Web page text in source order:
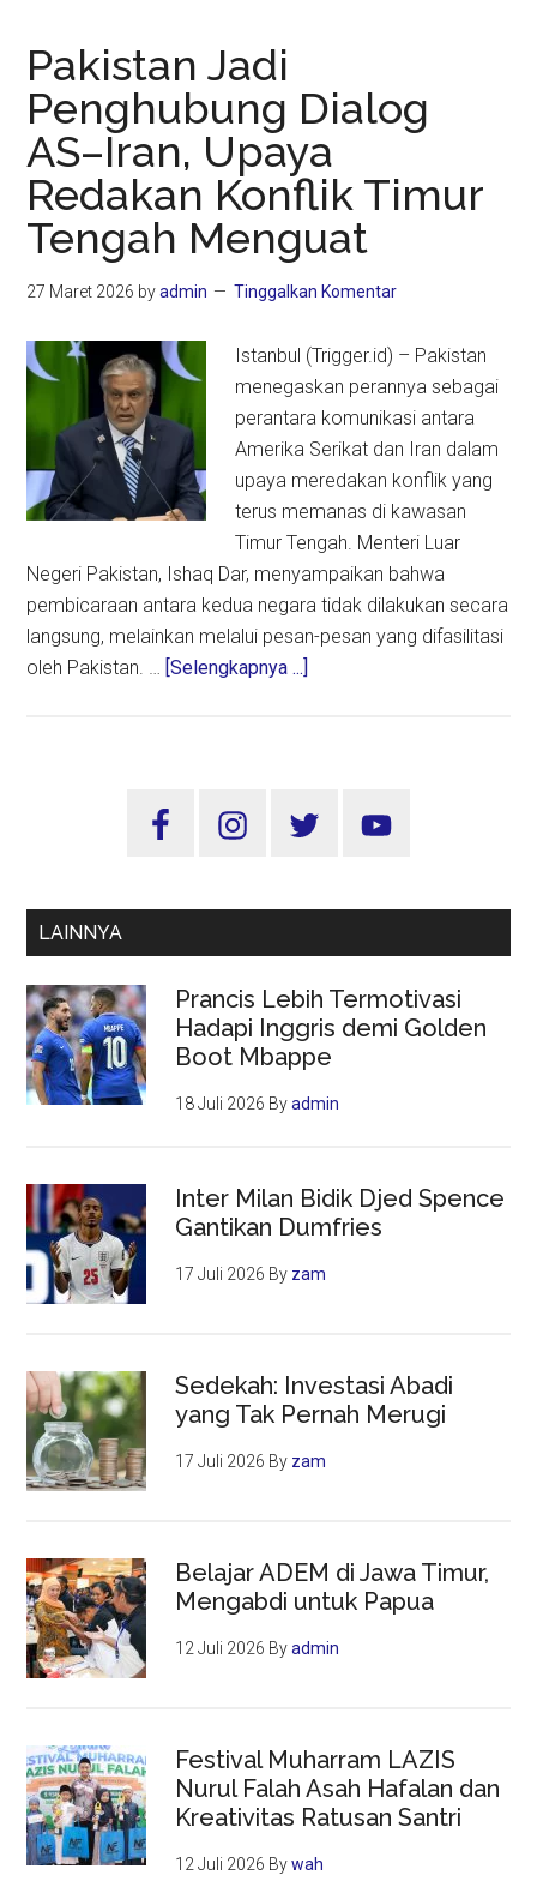
Pakistan Jadi
Penghubung Dialog
AS–Iran, Upaya
Redakan Konflik Timur
Tengah Menguat
27 Maret 2026 byadmin Tinggalkan Komentar
Istanbul (Trigger.id) – Pakistan
menegaskan perannya sebagai
perantara komunikasi antara
Amerika Serikat dan Iran dalam
upaya meredakan konflik yang
terus memanas di kawasan
Timur Tengah. Menteri Luar
Negeri Pakistan, Ishaq Dar, menyampaikan bahwa
pembicaraan antara kedua negara tidak dilakukan secara
langsung, melainkan melalui pesan-pesan yang difasilitasi
oleh Pakistan. … [Selengkapnya ...]
AS–
Redakan
Tengah
Menguat
Sidebar
LAINNYA
Prancis Lebih Termotivasi
Hadapi Inggris demi Golden
Boot Mbappe
18 Juli 2026 Byadmin
Inter Milan Bidik Djed Spence
Gantikan Dumfries
17 Juli 2026 By zam
Sedekah: Investasi Abadi
yang Tak Pernah Merugi
17 Juli 2026 By zam
Belajar ADEM di Jawa Timur,
Mengabdi untuk Papua
12 Juli 2026 Byadmin
Festival Muharram LAZIS
Nurul Falah Asah Hafalan dan
Kreativitas Ratusan Santri
12 Juli 2026 Bywah